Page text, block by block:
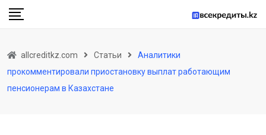
Skip
allcreditkz.com Статьи
Аналитики
прокомментировали приостановку выплат работающим
пенсионерам в Казахстане